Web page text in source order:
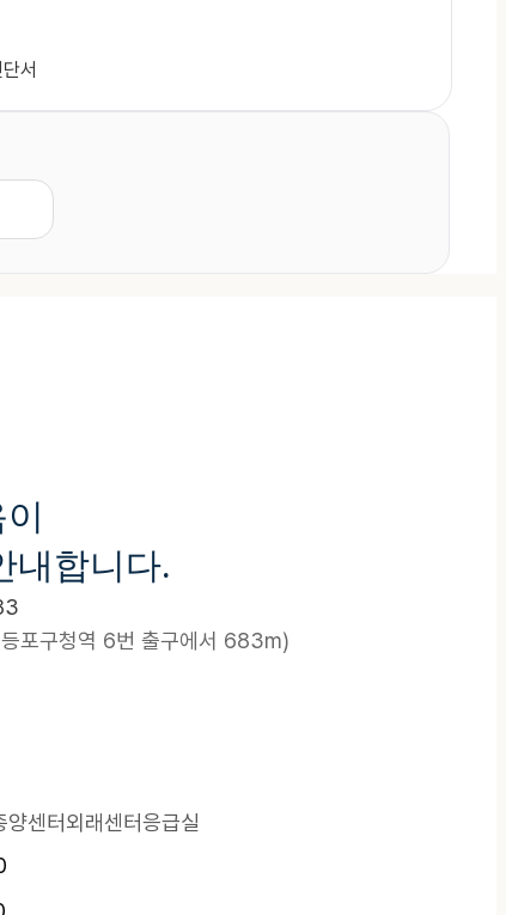
서
내합니다.
포구청역 6번 출구에서 683m)
양센터외래센터응급실